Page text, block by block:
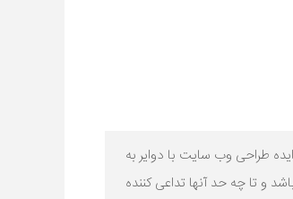
طراحی وب سایت با دوایر به
و تا چه حد آنها تداعی کننده